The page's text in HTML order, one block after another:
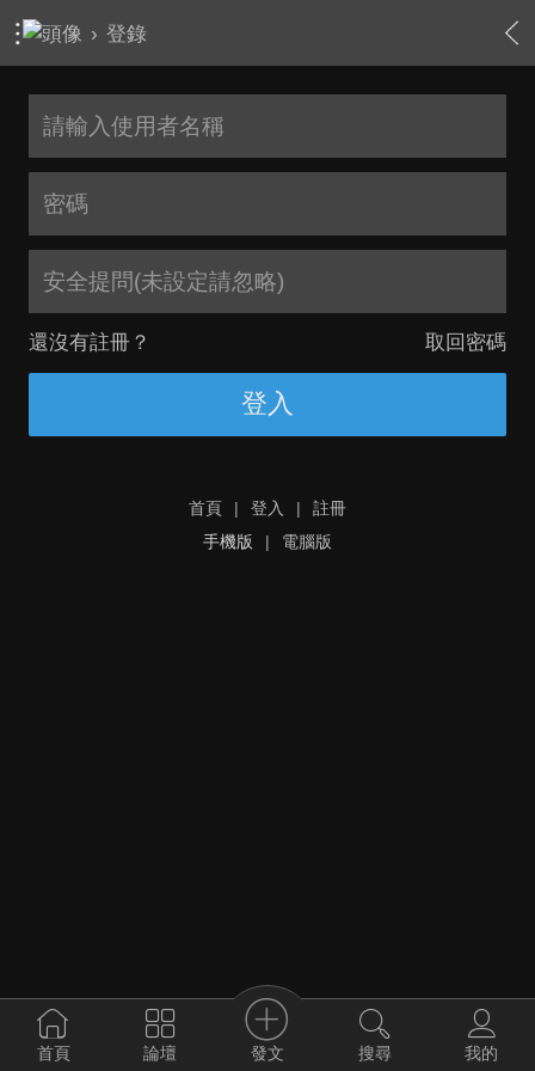
› 登錄
安全提問(未設定請忽略)
還沒有註冊？ 取回密碼
登入
首頁 | 登入 |
註冊
手機版
| 電腦版
首頁 論壇 發文 搜尋 我的